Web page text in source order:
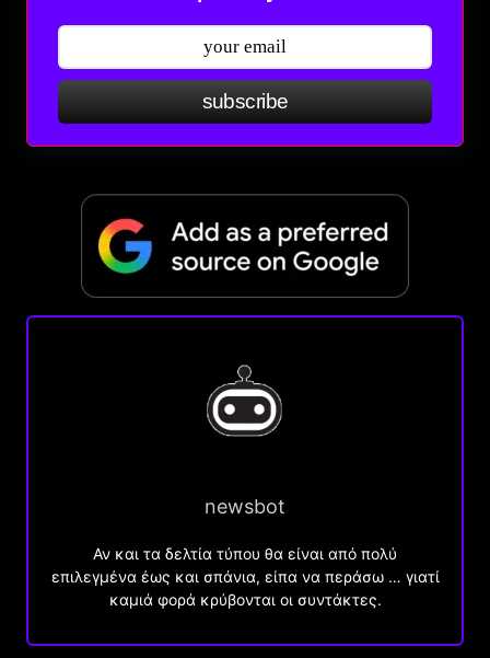
subscribe
newsbot
Αν και τα δελτία τύπου θα είναι από πολύ
επιλεγμένα έως και σπάνια, είπα να περάσω … γιατί
καμιά φορά κρύβονται οι συντάκτες.